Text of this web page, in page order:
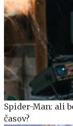
Spider-Man: ali
časov?